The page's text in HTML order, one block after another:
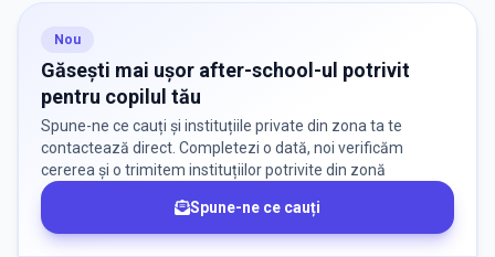
TIP INSTITUȚIE
Nou
Găsești mai ușor after-school-ul potrivit
pentru copilul tău
Spune-ne ce cauți și instituțiile private din zona ta te
contactează direct. Completezi o dată, noi verificăm
cererea și o trimitem instituțiilor potrivite din zonă
Spune-ne ce cauți